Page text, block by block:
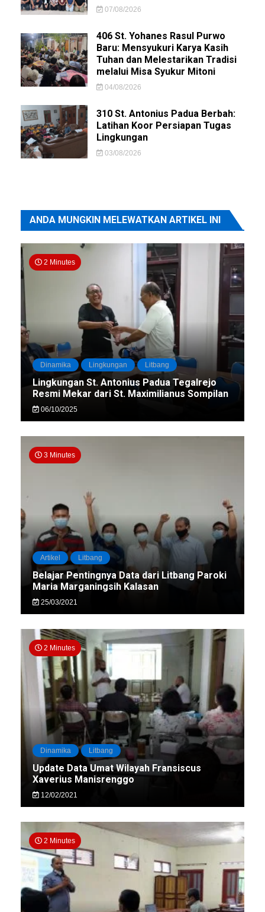
07/08/2026
406 St. Yohanes Rasul Purwo
Baru: Mensyukuri Karya Kasih
Tuhan dan Melestarikan Tradisi
melalui Misa Syukur Mitoni
04/08/2026
310 St. Antonius Padua Berbah:
Latihan Koor Persiapan Tugas
Lingkungan
03/08/2026
ANDA MUNGKIN MELEWATKAN ARTIKEL INI
2 Minutes
Dinamika Lingkungan Litbang
Lingkungan St. Antonius Padua Tegalrejo
Resmi Mekar dari St. Maximilianus Sompilan
06/10/2025
3 Minutes
Artikel Litbang
Belajar Pentingnya Data dari Litbang Paroki
Maria Marganingsih Kalasan
25/03/2021
2 Minutes
Dinamika Litbang
Update Data Umat Wilayah Fransiscus
Xaverius Manisrenggo
12/02/2021
2 Minutes